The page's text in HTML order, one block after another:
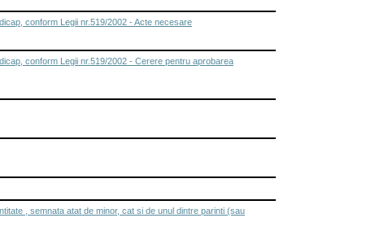
conform Legii nr.519/2002 - Acte necesare
conform Legii nr.519/2002 - Cerere pentru aprobarea
, semnata atat de minor, cat si de unul dintre parinti (sau